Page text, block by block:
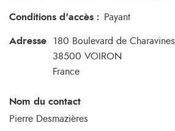
Conditions d'accès : Payant
Adresse
180 Boulevard de Charavines
38500 VOIRON
France
Nom du contact
Pierre Desmazières